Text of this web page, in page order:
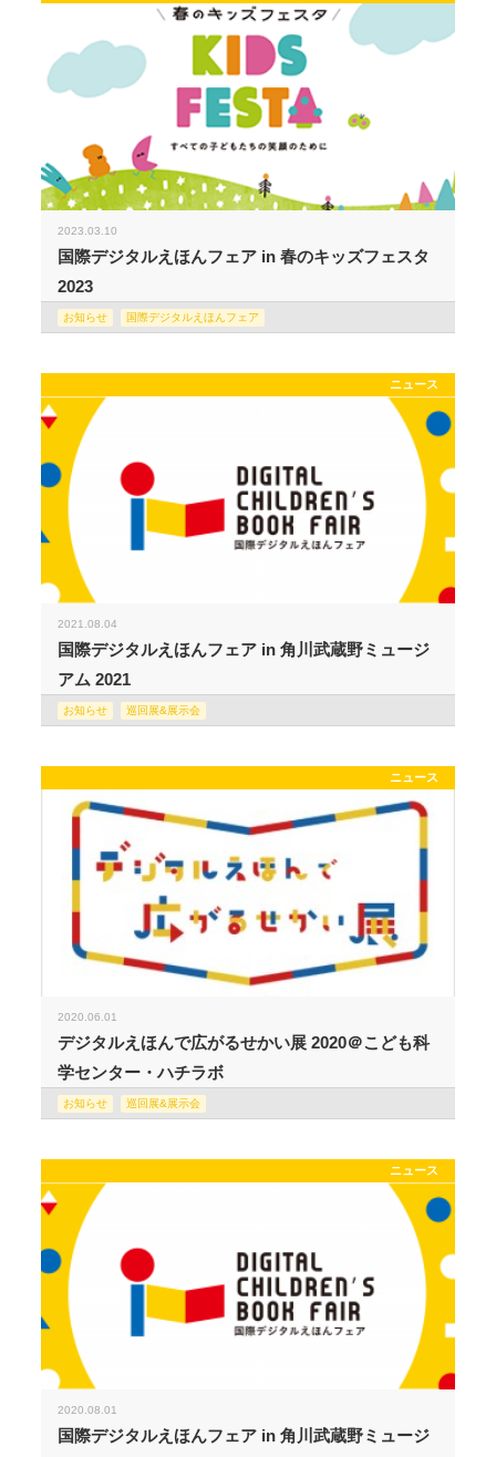
2023.03.10
国際デジタルえほんフェア in 春のキッズフェスタ
2023
お知らせ 国際デジタルえほんフェア
ニュース
2021.08.04
国際デジタルえほんフェア in 角川武蔵野ミュージ
アム 2021
お知らせ 巡回展&展示会
ニュース
2020.06.01
デジタルえほんで広がるせかい展 2020＠こども科
学センター・ハチラボ
お知らせ 巡回展&展示会
ニュース
2020.08.01
国際デジタルえほんフェア in 角川武蔵野ミュージ